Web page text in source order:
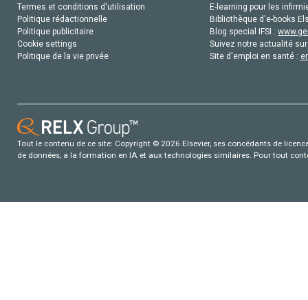
Termes et conditions d'utilisation
Politique rédactionnelle
Politique publicitaire
Cookie settings
Politique de la vie privée
E-learning pour les
Bibliothèque d'e-books
Blog special IFSI :
Suivez notre actualité
Site d'emploi en santé :
Tout le contenu de ce site: Copyright © 2026 Elsevier, ses concédants de
de données, a la formation en IA et aux technologies similaires. Pour tout